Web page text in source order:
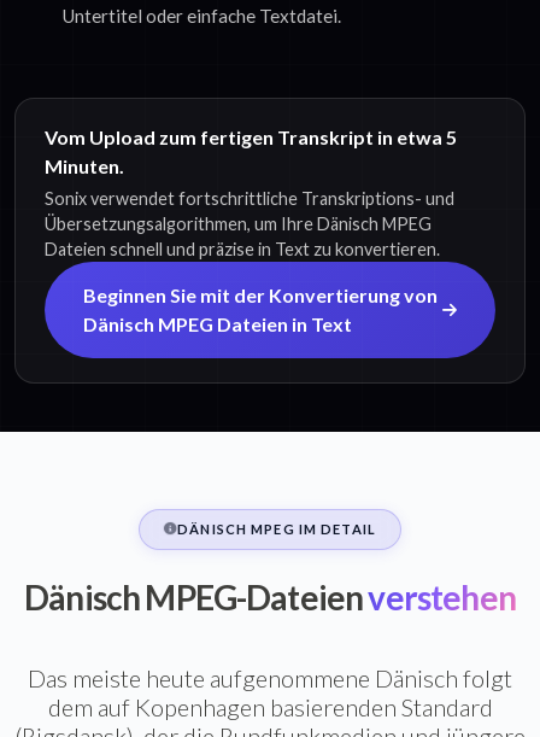
Untertitel oder einfache Textdatei.
Vom Upload zum fertigen Transkript in etwa 5
Minuten.
Sonix verwendet fortschrittliche Transkriptions- und
Übersetzungsalgorithmen, um Ihre Dänisch MPEG
Dateien schnell und präzise in Text zu konvertieren.
Beginnen Sie mit der Konvertierung von
Dänisch MPEG Dateien in Text
DÄNISCH MPEG IM DETAIL
Dänisch MPEG-Dateienverstehen
Das meiste heute aufgenommene Dänisch folgt
dem auf Kopenhagen basierenden Standard